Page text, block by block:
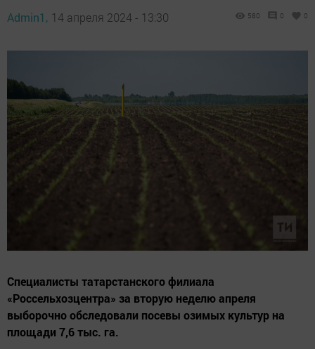
Admin1, 14 апреля 2024 - 13:30 580 0 0
Специалисты татарстанского филиала
«Россельхозцентра» за вторую неделю апреля
выборочно обследовали посевы озимых культур на
площади 7,6 тыс. га.